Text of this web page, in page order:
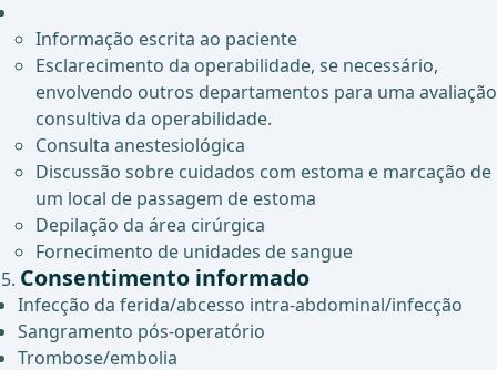
Informação escrita ao paciente
Esclarecimento da operabilidade, se necessário,
envolvendo outros departamentos para uma avaliação
consultiva da operabilidade.
Consulta anestesiológica
Discussão sobre cuidados com estoma e marcação de
um local de passagem de estoma
Depilação da área cirúrgica
Fornecimento de unidades de sangue
Consentimento informado
Infecção da ferida/abcesso intra-abdominal/infecção
Sangramento pós-operatório
Trombose/embolia